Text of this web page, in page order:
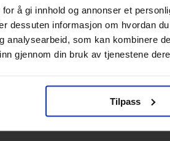
å gi innhold og annonser et
dessuten informasjon om hvordan
analysearbeid, som kan kombinere
gjennom din bruk av tjenestene
Tilpass
Media
152